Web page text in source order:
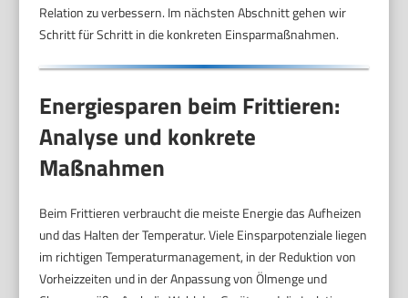
Relation zu verbessern. Im nächsten Abschnitt gehen wir
Schritt für Schritt in die konkreten Einsparmaßnahmen.
Energiesparen beim Frittieren:
Analyse und konkrete
Maßnahmen
Beim Frittieren verbraucht die meiste Energie das Aufheizen
und das Halten der Temperatur. Viele Einsparpotenziale liegen
im richtigen Temperaturmanagement, in der Reduktion von
Vorheizzeiten und in der Anpassung von Ölmenge und